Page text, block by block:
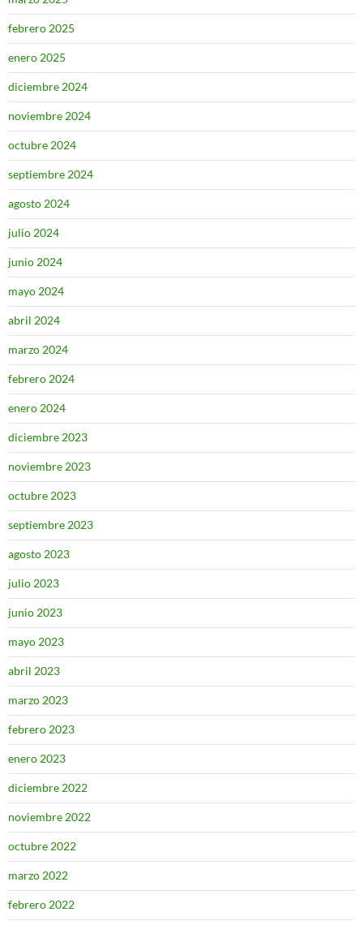
febrero 2025
enero 2025
diciembre 2024
noviembre 2024
octubre 2024
septiembre 2024
agosto 2024
julio 2024
junio 2024
mayo 2024
abril 2024
marzo 2024
febrero 2024
enero 2024
diciembre 2023
noviembre 2023
octubre 2023
septiembre 2023
agosto 2023
julio 2023
junio 2023
mayo 2023
abril 2023
marzo 2023
febrero 2023
enero 2023
diciembre 2022
noviembre 2022
octubre 2022
marzo 2022
febrero 2022